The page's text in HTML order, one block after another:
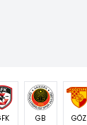
GB GÖZ